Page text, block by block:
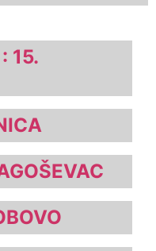
15.